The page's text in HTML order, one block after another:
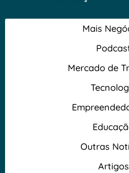
Mais
Mercado de
Outras
Artigos